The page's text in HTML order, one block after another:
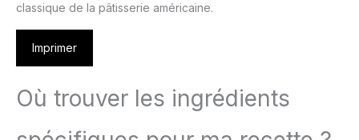
classique de la pâtisserie américaine.
Imprimer
Où trouver les ingrédients